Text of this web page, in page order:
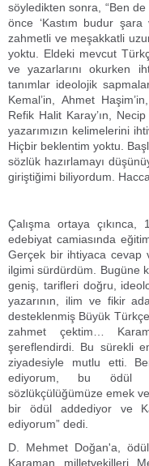
söyledikten sonra, “Ben
önce ‘Kastım budur
zahmetli ve meşakkatli
yoktu. Eldeki mevcut
ve yazarlarını okurken
tanımlar ideolojik
Kemal’in, Ahmet
Refik Halit Karay’ın,
yazarımızın kelimelerini
Hiçbir beklentim yoktu.
sözlük hazırlamayı
giriştiğimi biliyordum.
Çalışma ortaya çıkınca,
edebiyat camiasında
Gerçek bir ihtiyaca cevap
ilgimi sürdürdüm. Bugüne
geniş, tarifleri doğru,
yazarının, ilim ve fikir
desteklenmiş Büyük
zahmet çektim…
şereflendirdi. Bu sürekli
ziyadesiyle mutlu etti.
ediyorum, bu ödül
sözlükçülüğümüze emek
bir ödül addediyor ve
ediyorum” dedi.
D. Mehmet Doğan'a,
Karaman milletvekilleri